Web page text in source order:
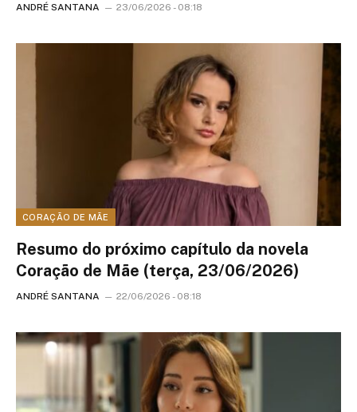
ANDRÉ SANTANA 23/06/2026 - 08:18
CORAÇÃO DE MÃE
Resumo do próximo capítulo da novela
Coração de Mãe (terça, 23/06/2026)
ANDRÉ SANTANA 22/06/2026 - 08:18